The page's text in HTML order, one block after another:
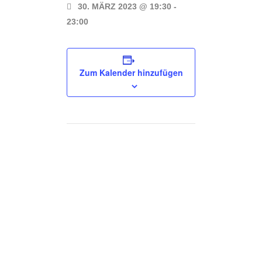
30. MÄRZ 2023 @ 19:30 -
23:00
Zum Kalender hinzufügen